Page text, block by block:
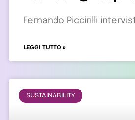
Fernando Piccirilli
LEGGI TUTTO »
SUSTAINABILITY